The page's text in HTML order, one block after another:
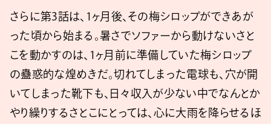
さらに第3話は、1ヶ月後、その梅シロップができあが
った頃から始まる。暑さでソファーから動けないさと
こを動かすのは、1ヶ月前に準備していた梅シロップ
の蠱惑的な煌めきだ。切れてしまった電球も、穴が開
いてしまった靴下も、日々収入が少ない中でなんとか
やり繰りするさとこにとっては、心に大雨を降らせるほ